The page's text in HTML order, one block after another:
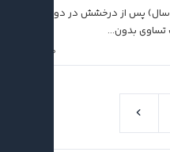
تیم فوتسال جوانان گیتی‌پسند (زیر ۱۹ سال) پس از درخشش در دور رفت
۰